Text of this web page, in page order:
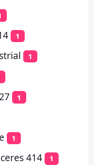
1
1
1
1
414 1